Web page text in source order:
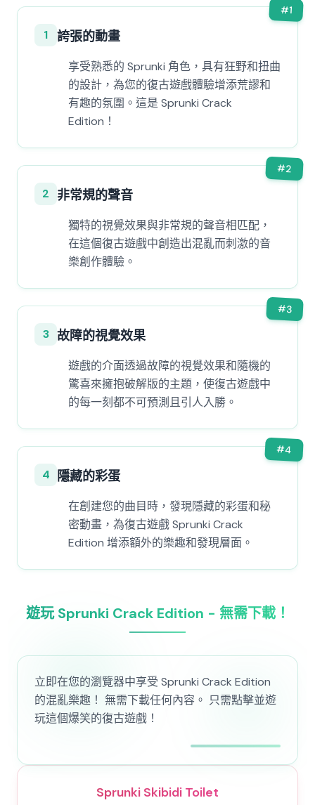
#1
1 誇張的動畫
享受熟悉的 Sprunki 角色，具有狂野和扭曲
的設計，為您的復古遊戲體驗增添荒謬和
有趣的氛圍。這是 Sprunki Crack
Edition！
#2
2 非常規的聲音
獨特的視覺效果與非常規的聲音相匹配，
在這個復古遊戲中創造出混亂而刺激的音
樂創作體驗。
#3
3 故障的視覺效果
遊戲的介面透過故障的視覺效果和隨機的
驚喜來擁抱破解版的主題，使復古遊戲中
的每一刻都不可預測且引人入勝。
#4
4 隱藏的彩蛋
在創建您的曲目時，發現隱藏的彩蛋和秘
密動畫，為復古遊戲 Sprunki Crack
Edition 增添額外的樂趣和發現層面。
遊玩 Sprunki Crack Edition - 無需下載！
立即在您的瀏覽器中享受 Sprunki Crack Edition
的混亂樂趣！ 無需下載任何內容。 只需點擊並遊
玩這個爆笑的復古遊戲！
Sprunki Skibidi Toilet